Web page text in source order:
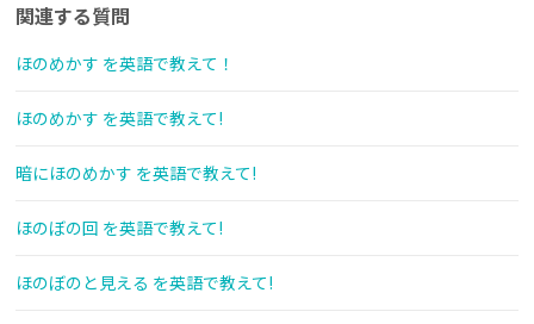
関連する質問
ほのめかす を英語で教えて！
ほのめかす を英語で教えて!
暗にほのめかす を英語で教えて!
ほのぼの回 を英語で教えて!
ほのぼのと見える を英語で教えて!